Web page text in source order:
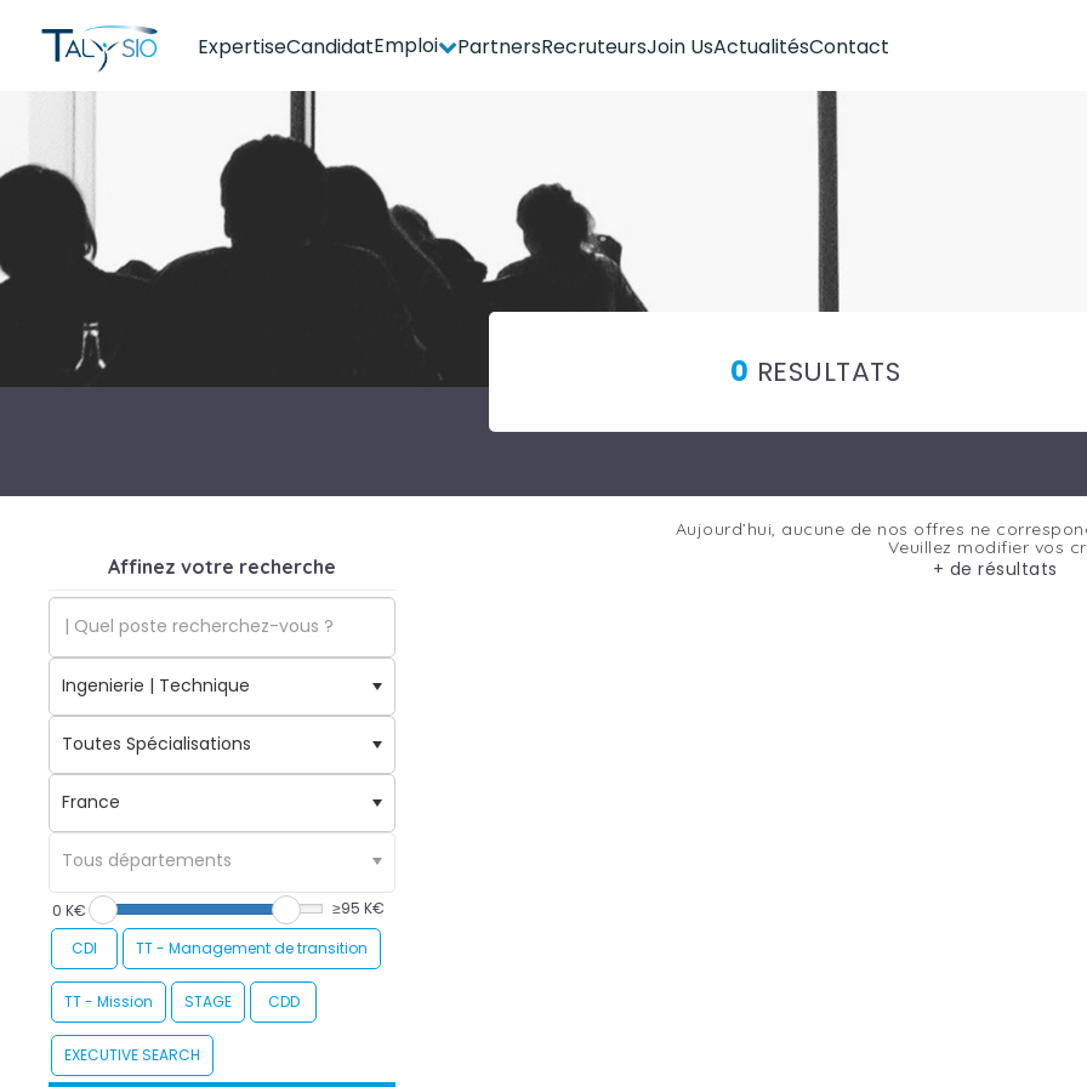
ExpertiseCandidatEmploi PartnersRecruteursJoin UsActualitésContact
Espace candidat - Connexion
Pas de compte ?S'inscrire ici
Mot de passe oublié ?
0 RESULTATS
Affinez votre recherche
0 K€
≥95 K€
CDI
TT - Management de transition
TT - Mission STAGE CDD
EXECUTIVE SEARCH
Aujourd’hui, aucune de nos offres ne
Veuillez modifier vos
+ de résultats